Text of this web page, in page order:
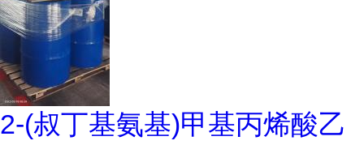
2-(叔丁基氨基)甲基丙烯酸乙